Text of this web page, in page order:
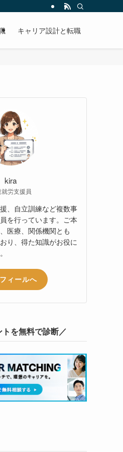
キャリア設計と転職
kira
労支援員
、自立訓練など複数事
を行っています。ご本
医療、関係機関とも
り、得た知識がお役に
ィールへ
を無料で診断／